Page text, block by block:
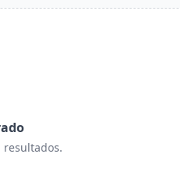
resultados.